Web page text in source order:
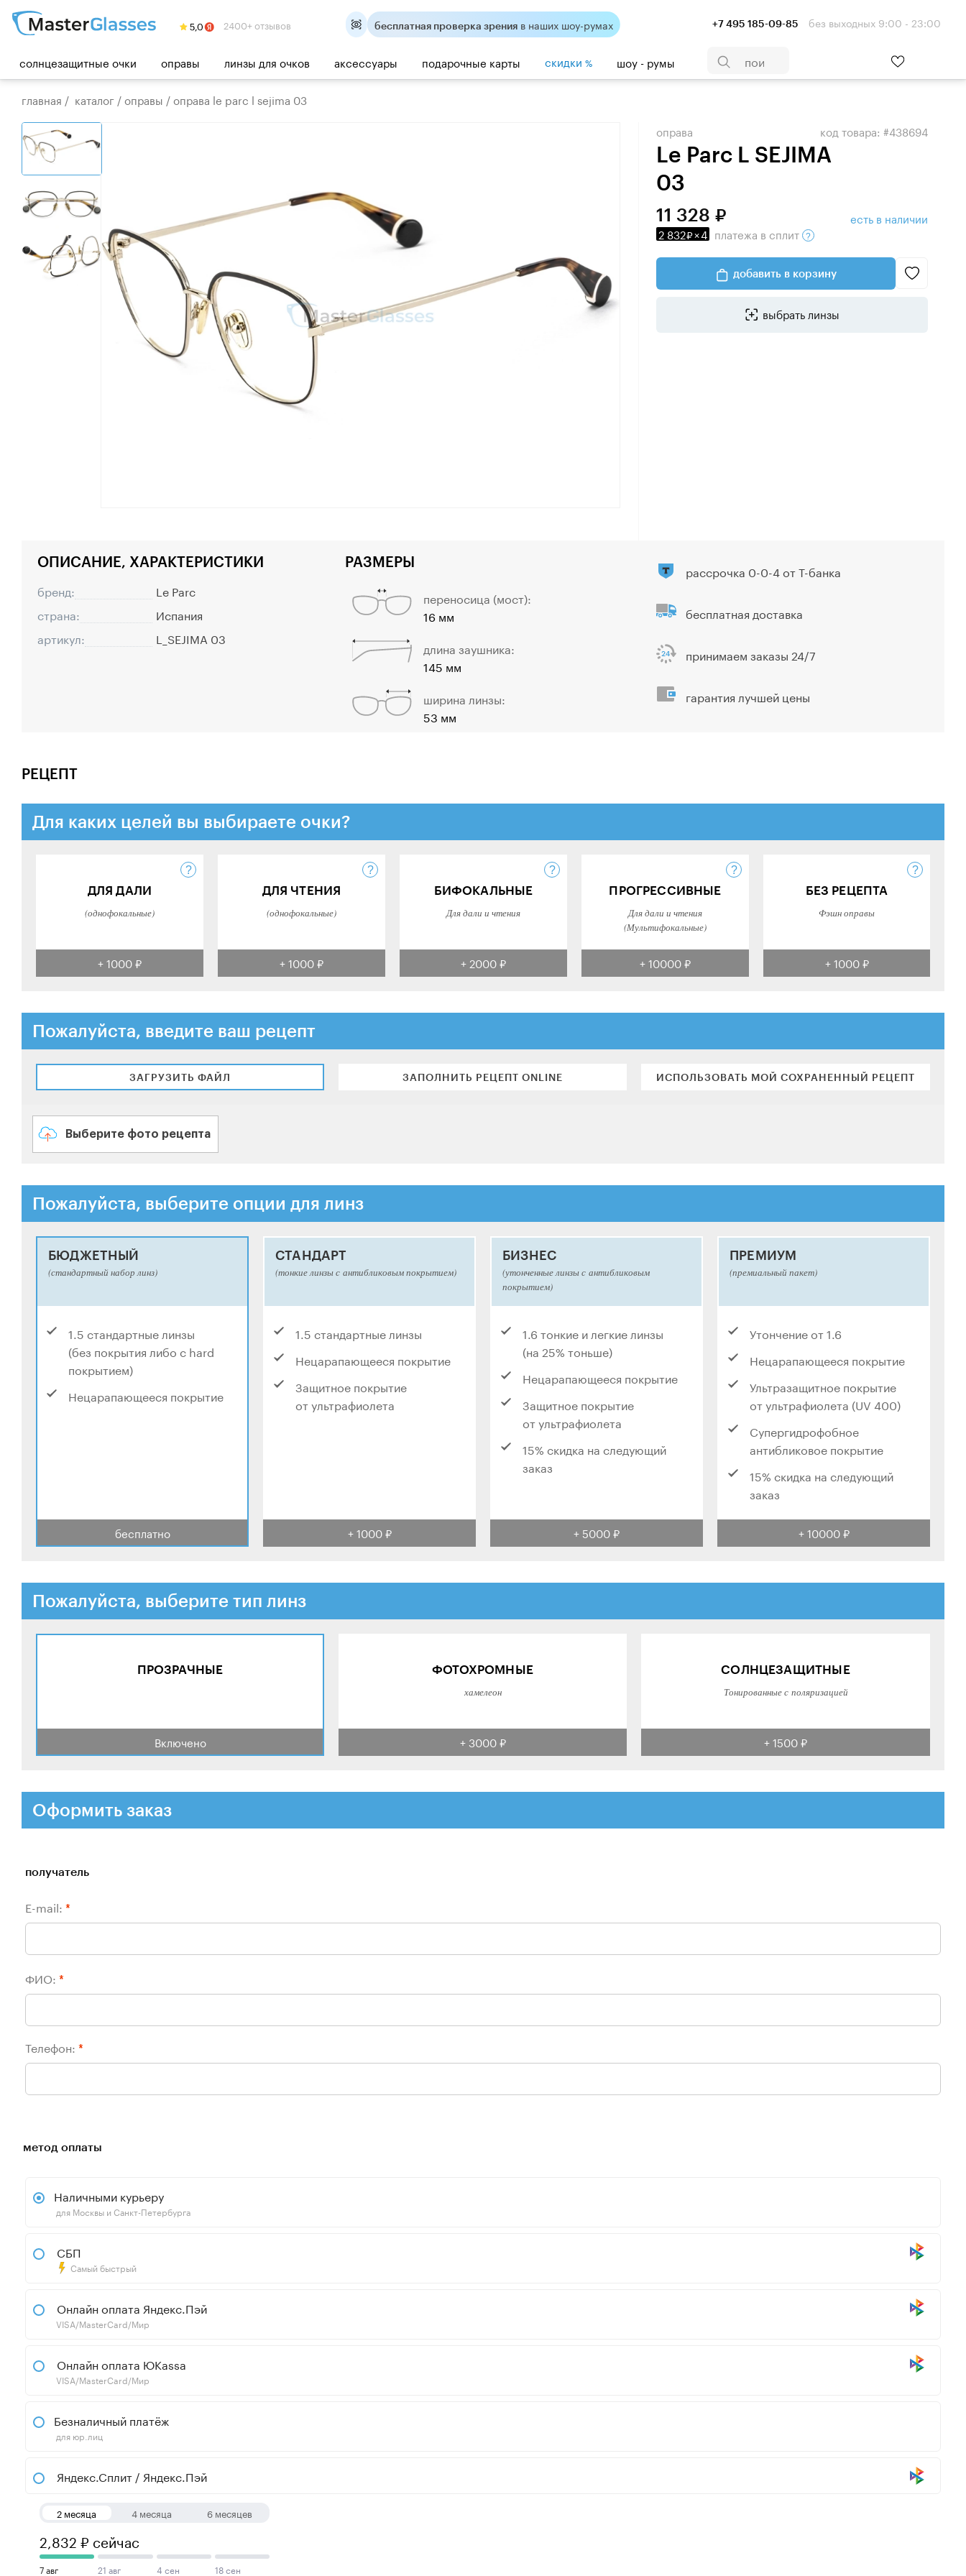
2400+ отзывов +7 495 185-09-85 без выходных 9:00 - 23:00
бесплатная проверка зрения в наших шоу-румах
солнцезащитные очки оправы линзы для очков аксессуары подарочные карты скидки % шоу - румы
главная / каталог /оправы /оправа le parc l sejima 03
оправа
Le Parc L SEJIMA
03
код товара: #438694
11 328
2 832 ×4 платежа в сплит
есть в наличии
добавить в корзину
выбрать линзы
ОПИСАНИЕ, ХАРАКТЕРИСТИКИ
бренд:
Le Parc
страна:
Испания
артикул:
L_SEJIMA 03
РАЗМЕРЫ
переносица (мост):
16 мм
длина заушника:
145 мм
ширина линзы:
53 мм
рассрочка 0-0-4 от Т-банка
бесплатная доставка
принимаем заказы 24/7
гарантия лучшей цены
РЕЦЕПТ
Для каких целей вы выбираете очки?
ДЛЯ ДАЛИ
(однофокальные)
+ 1000 ₽
ДЛЯ ЧТЕНИЯ
(однофокальные)
+ 1000 ₽
БИФОКАЛЬНЫЕ
Для дали и чтения
+ 2000 ₽
ПРОГРЕССИВНЫЕ
Для дали и чтения
(Мультифокальные)
+ 10000 ₽
БЕЗ РЕЦЕПТА
Фэшн оправы
+ 1000 ₽
Пожалуйста, введите ваш рецепт
ЗАГРУЗИТЬ ФАЙЛ ЗАПОЛНИТЬ РЕЦЕПТ ONLINE ИСПОЛЬЗОВАТЬ МОЙ СОХРАНЕННЫЙ РЕЦЕПТ
Выберите фото рецепта
Пожалуйста, выберите опции для линз
БЮДЖЕТНЫЙ
(стандартный набор линз)
1.5 стандартные линзы
(без покрытия либо с hard
покрытием)
Нецарапающееся покрытие
бесплатно
СТАНДАРТ
(тонкие линзы с антибликовым покрытием)
1.5 стандартные линзы
Нецарапающееся покрытие
Защитное покрытие
от ультрафиолета
+ 1000 ₽
БИЗНЕС
(утонченные линзы с антибликовым
покрытием)
1.6 тонкие и легкие линзы
(на 25% тоньше)
Нецарапающееся покрытие
Защитное покрытие
от ультрафиолета
15% скидка на следующий
заказ
+ 5000 ₽
ПРЕМИУМ
(премиальный пакет)
Утончение от 1.6
Нецарапающееся покрытие
Ультразащитное покрытие
от ультрафиолета (UV 400)
Супергидрофобное
антибликовое покрытие
15% скидка на следующий
заказ
+ 10000 ₽
Пожалуйста, выберите тип линз
ПРОЗРАЧНЫЕ
Включено
ФОТОХРОМНЫЕ
хамелеон
+ 3000 ₽
СОЛНЦЕЗАЩИТНЫЕ
Тонированные с поляризацией
+ 1500 ₽
Оформить заказ
получатель
E-mail: *
ФИО: *
Телефон: *
метод оплаты
Наличными курьеру
для Москвы и Санкт-Петербурга
СБП
Самый быстрый
Онлайн оплата Яндекс.Пэй
VISA/MasterCard/Мир
Онлайн оплата ЮKassa
VISA/MasterCard/Мир
Безналичный платёж
для юр.лиц
Яндекс.Сплит / Яндекс.Пэй
2 месяца 4 месяца 6 месяцев
2,832 ₽ сейчас
7 авг 21 авг 4 сен 18 сен